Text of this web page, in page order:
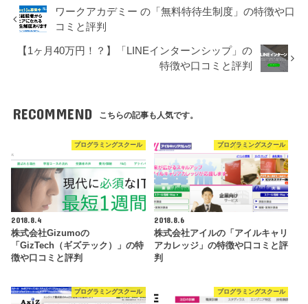
ワークアカデミー の「無料特待生制度」の特徴や口
コミと評判
【1ヶ月40万円！？】「LINEインターンシップ」の
特徴や口コミと評判
RECOMMEND こちらの記事も人気です。
プログラミングスクール
2018.8.4
株式会社Gizumoの
「GizTech（ギズテック）」の特
徴や口コミと評判
プログラミングスクール
2018.8.6
株式会社アイルの「アイルキャリ
アカレッジ」の特徴や口コミと評
判
プログラミングスクール プログラミングスクール